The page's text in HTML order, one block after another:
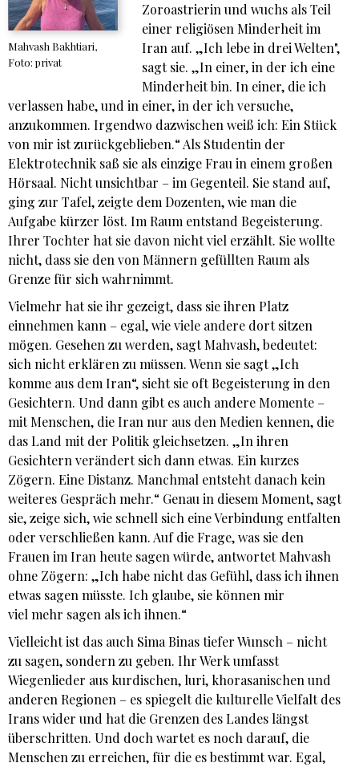
Mahvash Bakhtiari,
Foto: privat
Zoroastrierin und wuchs als Teil
einer religiösen Minderheit im
Iran auf. „Ich lebe in drei Welten",
sagt sie. „In einer, in der ich eine
Minderheit bin. In einer, die ich
verlassen habe, und in einer, in der ich versuche,
anzukommen. Irgendwo dazwischen weiß ich: Ein Stück
von mir ist zurückgeblieben.“ Als Studentin der
Elektrotechnik saß sie als einzige Frau in einem großen
Hörsaal. Nicht unsichtbar – im Gegenteil. Sie stand auf,
ging zur Tafel, zeigte dem Dozenten, wie man die
Aufgabe kürzer löst. Im Raum entstand Begeisterung.
Ihrer Tochter hat sie davon nicht viel erzählt. Sie wollte
nicht, dass sie den von Männern gefüllten Raum als
Grenze für sich wahrnimmt.
Vielmehr hat sie ihr gezeigt, dass sie ihren Platz
einnehmen kann – egal, wie viele andere dort sitzen
mögen. Gesehen zu werden, sagt Mahvash, bedeutet:
sich nicht erklären zu müssen. Wenn sie sagt „Ich
komme aus dem Iran“, sieht sie oft Begeisterung in den
Gesichtern. Und dann gibt es auch andere Momente –
mit Menschen, die Iran nur aus den Medien kennen, die
das Land mit der Politik gleichsetzen. „In ihren
Gesichtern verändert sich dann etwas. Ein kurzes
Zögern. Eine Distanz. Manchmal entsteht danach kein
weiteres Gespräch mehr.“ Genau in diesem Moment, sagt
sie, zeige sich, wie schnell sich eine Verbindung entfalten
oder verschließen kann. Auf die Frage, was sie den
Frauen im Iran heute sagen würde, antwortet Mahvash
ohne Zögern: „Ich habe nicht das Gefühl, dass ich ihnen
etwas sagen müsste. Ich glaube, sie können mir
viel mehr sagen als ich ihnen.“
Vielleicht ist das auch Sima Binas tiefer Wunsch – nicht
zu sagen, sondern zu geben. Ihr Werk umfasst
Wiegenlieder aus kurdischen, luri, khorasanischen und
anderen Regionen – es spiegelt die kulturelle Vielfalt des
Irans wider und hat die Grenzen des Landes längst
überschritten. Und doch wartet es noch darauf, die
Menschen zu erreichen, für die es bestimmt war. Egal,